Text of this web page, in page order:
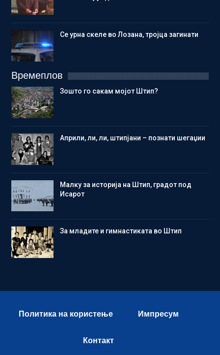
Се урна скеле во Лозана, тројца загинати
Времеплов
Зошто го сакам мојот Штип?
Aприли, ли, ли, штипјани – познати шегаџии
Малку за историја на Штип, градот под
Исарот
Зa младите и гимнастиката во Штип
Политика на користење Импресум
Контакт